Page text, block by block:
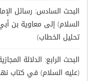
البحث السادس: رسائل
السلام) إلى معاوية بن
تحليل الخطاب)
البحث الرابع: الدلالة
(عليه السلام) في كتاب